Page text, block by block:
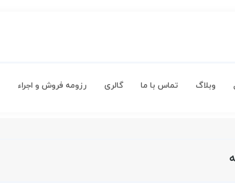
وبلاگ تماس با ما گالری رزومه فروش و اجراء